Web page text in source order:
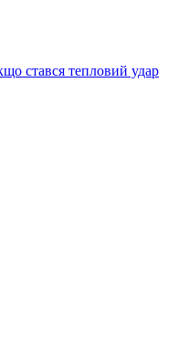
стався тепловий удар